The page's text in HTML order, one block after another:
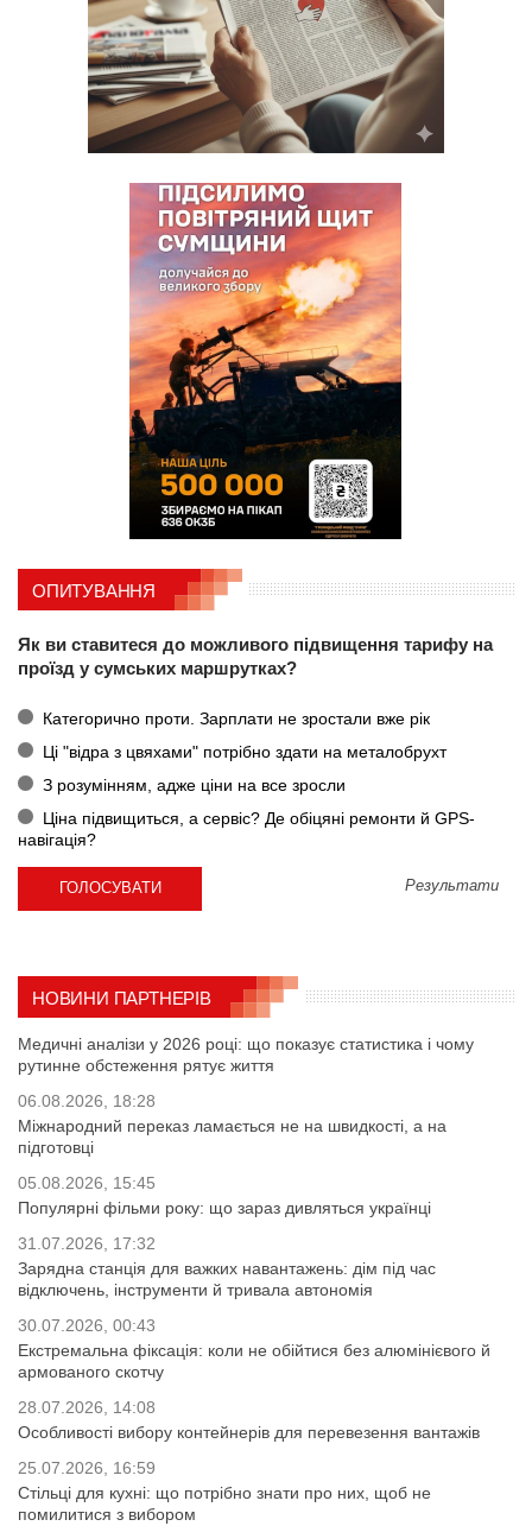
ОПИТУВАННЯ
Як ви ставитеся до можливого підвищення тарифу на
проїзд у сумських маршрутках?
Категорично проти. Зарплати не зростали вже рік
Ці "відра з цвяхами" потрібно здати на металобрухт
З розумінням, адже ціни на все зросли
Ціна підвищиться, а сервіс? Де обіцяні ремонти й GPS-
навігація?
Результати
НОВИНИ ПАРТНЕРІВ
Медичні аналізи у 2026 році: що показує статистика і чому
рутинне обстеження рятує життя
06.08.2026, 18:28
Міжнародний переказ ламається не на швидкості, а на
підготовці
05.08.2026, 15:45
Популярні фільми року: що зараз дивляться українці
31.07.2026, 17:32
Зарядна станція для важких навантажень: дім під час
відключень, інструменти й тривала автономія
30.07.2026, 00:43
Екстремальна фіксація: коли не обійтися без алюмінієвого й
армованого скотчу
28.07.2026, 14:08
Особливості вибору контейнерів для перевезення вантажів
25.07.2026, 16:59
Стільці для кухні: що потрібно знати про них, щоб не
помилитися з вибором